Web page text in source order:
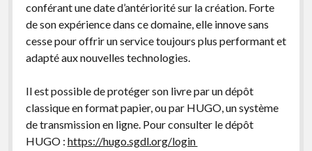
conférant une date d’antériorité sur la création. Forte
de son expérience dans ce domaine, elle innove sans
cesse pour offrir un service toujours plus performant et
adapté aux nouvelles technologies.
Il est possible de protéger son livre par un dépôt
classique en format papier, ou par HUGO, un système
de transmission en ligne. Pour consulter le dépôt
HUGO : https://hugo.sgdl.org/login